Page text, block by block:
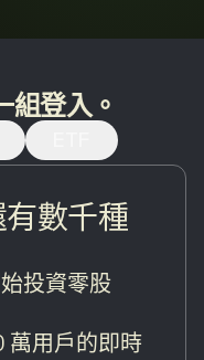
組登入。
數千種
投資零股
萬用戶的即時